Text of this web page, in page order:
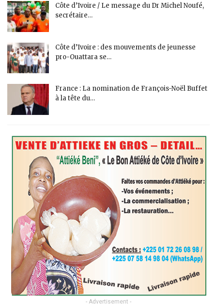
Côte d’Ivoire / Le message du Dr Michel Noufé,
secrétaire…
Côte d’Ivoire : des mouvements de jeunesse
pro-Ouattara se…
France : La nomination de François-Noël Buffet
à la tête du…
- Advertisement -